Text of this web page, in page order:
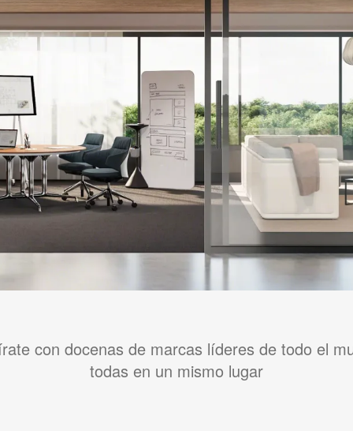
con docenas de marcas líderes de todo el
todas en un mismo lugar